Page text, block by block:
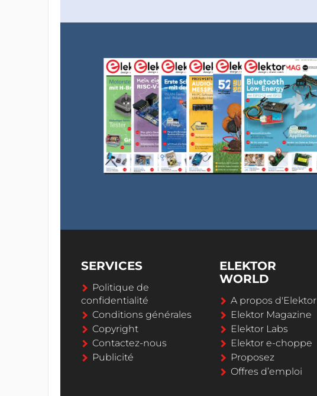
SERVICES
Politique de
confidentialité
Conditions générales
Copyright
Contactez-nous
Publicité
ELEKTOR
WORLD
A propos d'Elektor
Elektor Magazine
Elektor Labs
Elektor e-choppe
Proposez
Offres d’emploi